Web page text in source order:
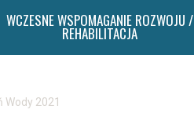
WCZESNE WSPOMAGANIE ROZWOJU /
REHABILITACJA
Wody 2021